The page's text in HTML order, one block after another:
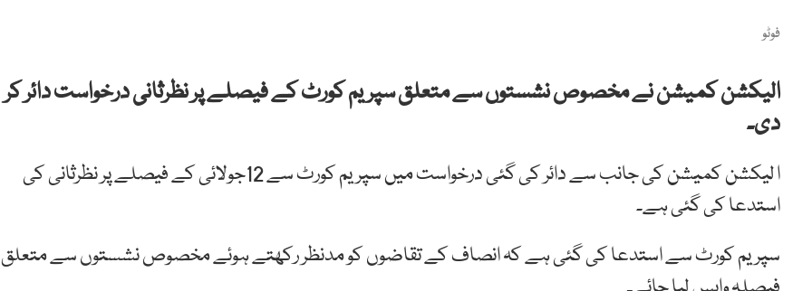
فوٹو
الیکشن کمیشن نے مخصوص نشستوں سے متعلق سپریم کورٹ کے فیصلے پر نظرثانی درخواست دائر کر
دی۔
ا لیکشن کمیشن کی جانب سے دائر کی گئی درخواست میں سپریم کورٹ سے 12جولائی کے فیصلے پر نظرثانی کی
استدعا کی گئی ہے۔
سپریم کورٹ سے استدعا کی گئی ہے کہ انصاف کے تقاضوں کو مدنظر رکھتے ہوئے مخصوص نشستوں سے متعلق